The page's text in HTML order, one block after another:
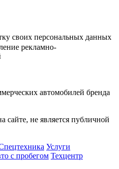
своих персональных данных
рекламно-
автомобилей бренда
не является публичной
Услуги
с пробегом Техцентр